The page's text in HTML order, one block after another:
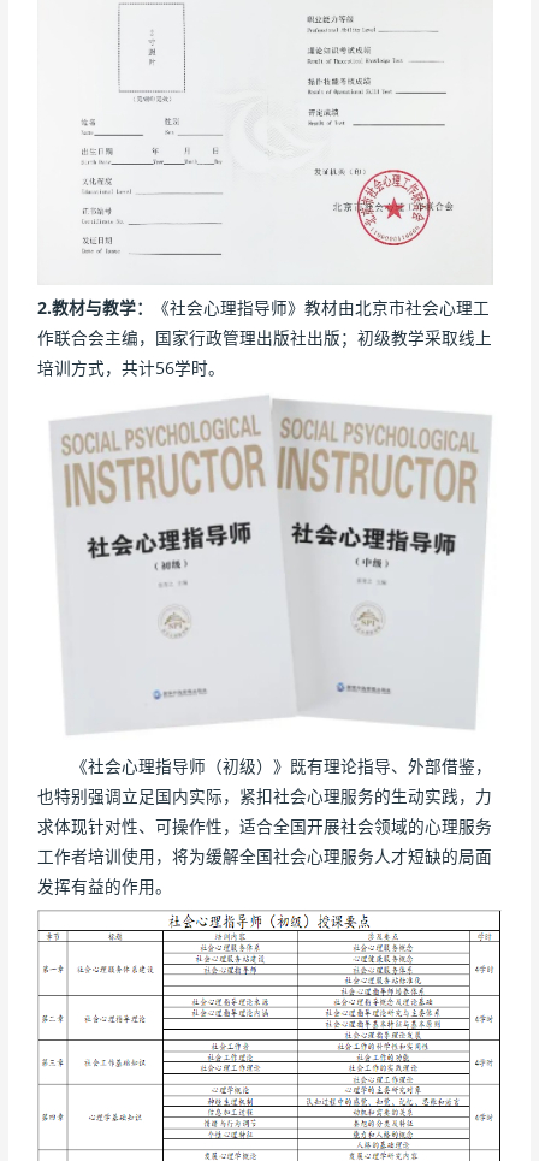
2.教材与教学：
《社会心理指导师》教材由北京市社会心理工
作联合会主编，国家行政管理出版社出版；初级教学采取线上
培训方式，共计56学时。
《社会心理指导师（初级）》既有理论指导、外部借鉴，
也特别强调立足国内实际，紧扣社会心理服务的生动实践，力
求体现针对性、可操作性，适合全国开展社会领域的心理服务
工作者培训使用，将为缓解全国社会心理服务人才短缺的局面
发挥有益的作用。